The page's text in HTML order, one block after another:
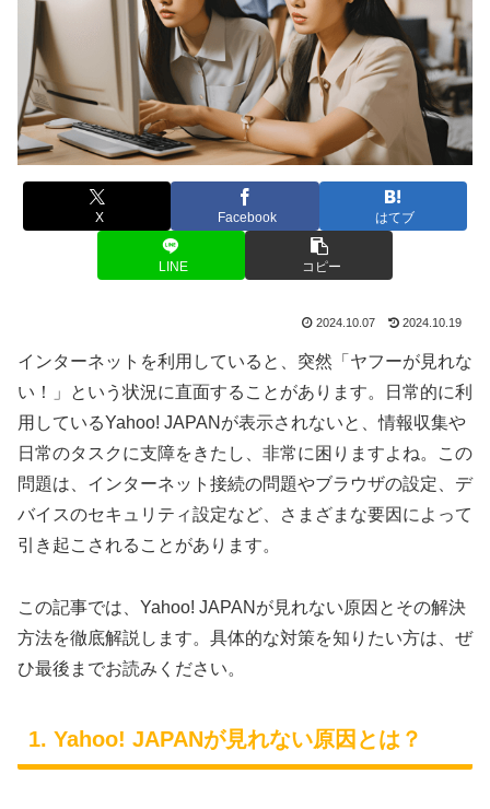
X Facebook はてブ
LINE コピー
2024.10.07 2024.10.19
インターネットを利用していると、突然「ヤフーが見れな
い！」という状況に直面することがあります。日常的に利
用しているYahoo! JAPANが表示されないと、情報収集や
日常のタスクに支障をきたし、非常に困りますよね。この
問題は、インターネット接続の問題やブラウザの設定、デ
バイスのセキュリティ設定など、さまざまな要因によって
引き起こされることがあります。
この記事では、Yahoo! JAPANが見れない原因とその解決
方法を徹底解説します。具体的な対策を知りたい方は、ぜ
ひ最後までお読みください。
1. Yahoo! JAPANが見れない原因とは？